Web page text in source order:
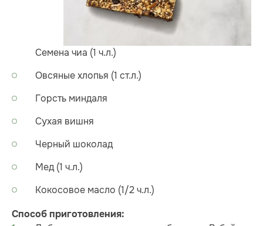
Семена чиа (1 ч.л.)
Овсяные хлопья (1 ст.л.)
Горсть миндаля
Сухая вишня
Черный шоколад
Мед (1 ч.л.)
Кокосовое масло (1/2 ч.л.)
Способ приготовления: